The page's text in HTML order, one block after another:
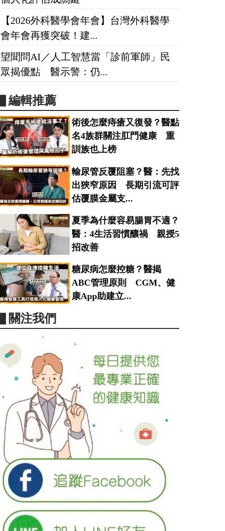
【2026外科醫學會年會】台灣外科醫學
會年會再獲突破！建...
望聞問AI／人工智慧當「診前軍師」民
眾揭優點 醫示警：仍...
▋編輯推薦
術後怎麼痔瘡又復發？醫點
名4族群關注肛門健康 重
訓族也上榜
輸尿管反覆阻塞？醫：先找
出狹窄原因 長期引流可評
估覆膜金屬支...
夏季為什麼容易腸胃不適？
醫：4生活習慣釀禍 親授5
招改善
糖尿病怎麼控糖？醫揭
ABC管理原則 CGM、健
康App助建立...
▋關注我們